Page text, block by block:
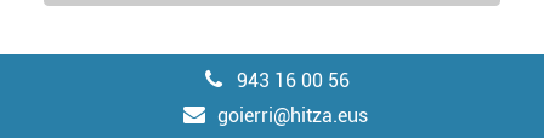
943 16 00 56
goierri@hitza.eus